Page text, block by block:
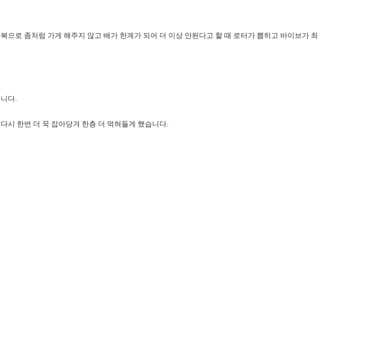
로 좀처럼 가게 해주지 않고 배가 한계가 되어 더 이상 안된다고 할 때 로터가 뽑히고 바이브가 최
다.
시 한번 더 꾹 잡아당겨 한층 더 먹혀들게 했습니다.